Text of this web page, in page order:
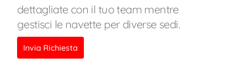
dettagliate con il tuo team mentre
gestisci le navette per diverse sedi.
Invia Richiesta